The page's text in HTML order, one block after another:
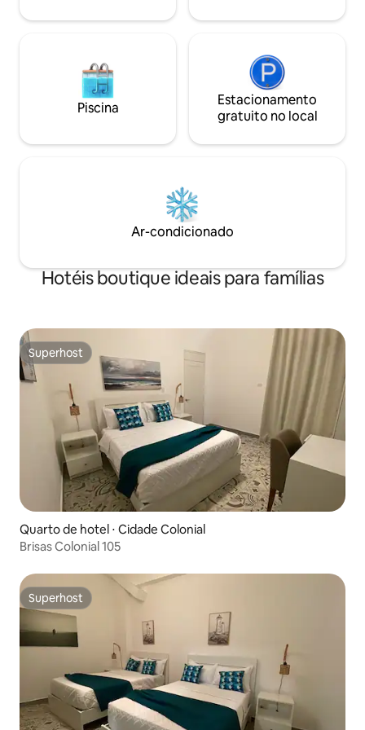
Piscina
Estacionamento
gratuito no local
Ar-condicionado
Hotéis boutique ideais para famílias
Superhost
Superhost
Quarto de hotel ⋅ Cidade Colonial
Brisas Colonial 105
Superhost
Superhost